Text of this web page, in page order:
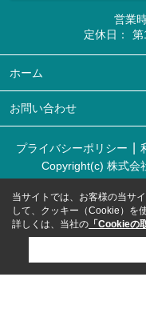
営業
定休日：
ホーム
お問い合わせ
プライバシーポリシー
Copyright(c) 株式会
当サイトでは、お客様の当サ
して、クッキー（Cookie）を
詳しくは、当社の 「Cookieの